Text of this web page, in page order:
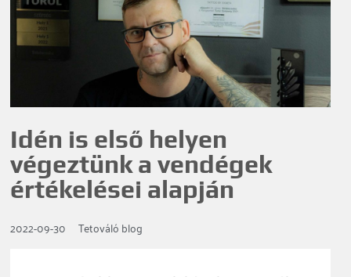
Idén is első helyen
végeztünk a vendégek
értékelései alapján
2022-09-30 Tetováló blog